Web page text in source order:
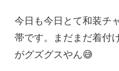
今日も今日とて和装チ
帯です。まだまだ着付
がグズグスやん😅